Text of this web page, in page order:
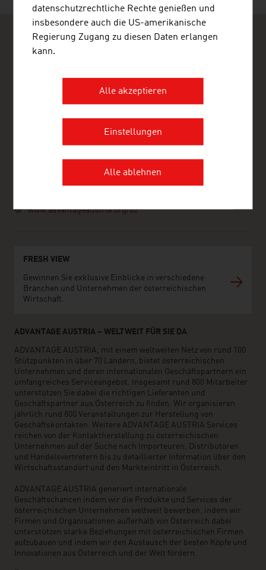
+213 23 47 28 21, +213 23 47 28 23
www.advantageaustria.org/dz
FRESH VIEW
Gewinnen Sie exklusive Einblicke in verschiedene
Branchen und Unternehmen der österreichischen
Wirtschaft.
ADVANTAGE AUSTRIA – WELTWEIT FÜR SIE DA
ADVANTAGE AUSTRIA, mit einem weltweiten Netz von rund 100
Stützpunkten in über 70 Ländern, bietet österreichischen
Unternehmen und deren internationalen Geschäftspartnern ein
umfangreiches Serviceangebot. Insgesamt rund 800 Mitarbeiter
unterstützen Sie dabei die richtigen Lieferanten und
Geschäftspartner aus Österreich zu finden. Wir organisieren
jährlich rund 800 Veranstaltungen zur Herstellung von
Geschäftskontakten. Weitere ADVANTAGE AUSTRIA Services
reichen von der Kontaktherstellung zu österreichischen
Unternehmen auf der Suche nach Importeuren, Distributoren
und Handelsvertretern bis zu detaillierter Information über den
Wirtschaftsstandort und den Markteintritt in Österreich.
ADVANTAGE AUSTRIA generiert internationale
Geschäftschancen indem wir die Produkte und Services der
österreichischen Unternehmen weltweit bewerben, indem wir
Firmen und Organisationen außerhalb von Österreich dabei
unterstützen starke Beziehungen mit österreichischen Firmen
aufzubauen und indem wir den Austausch der besten Köpfe und
Innovationen aus Österreich und der Welt fördern.
datenschutzrechtliche Rechte genießen und
insbesondere auch die US-amerikanische
Regierung Zugang zu diesen Daten erlangen
kann.
Alle akzeptieren
Einstellungen
Alle ablehnen